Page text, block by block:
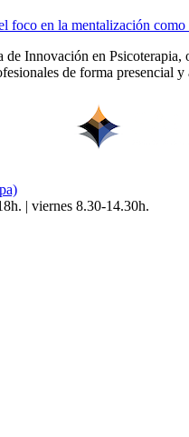
foco en la mentalización
de Innovación en
de forma presencial y
| viernes 8.30-14.30h.